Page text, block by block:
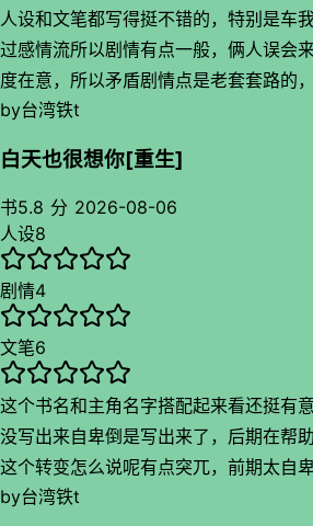
呢，不过结尾生活在继续的幸福感很浓
来了很有小剧场感
人设和文笔都写得挺不错的，特别是车
过感情流所以剧情有点一般，俩人误会
度在意，所以矛盾剧情点是老套套路的
反应又很带感，看了只有一开始的莫名
by台湾铁t
白天也很想你[重生]
书5.8 分 2026-08-06
人设8
剧情4
文笔6
这个书名和主角名字搭配起来看还挺有
没写出来自卑倒是写出来了，后期在帮
这个转变怎么说呢有点突兀，前期太自
会一直低着头的女生，作者把她写成水
by台湾铁t